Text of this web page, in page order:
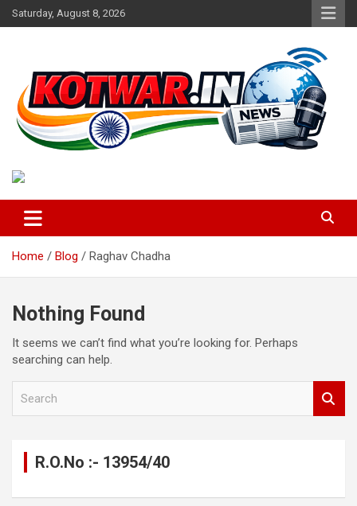
Skip
to
Saturday, August 8, 2026
kotwar.in
Home Blog Raghav Chadha
Nothing Found
It seems we can’t find what you’re looking for. Perhaps
searching can help.
R.O.No :- 13954/40